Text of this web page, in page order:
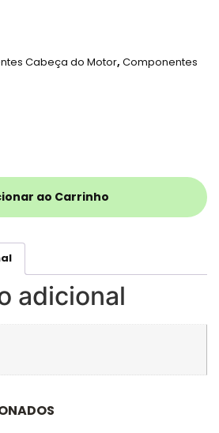
Cabeça do Motor, Componentes
ao Carrinho
adicional